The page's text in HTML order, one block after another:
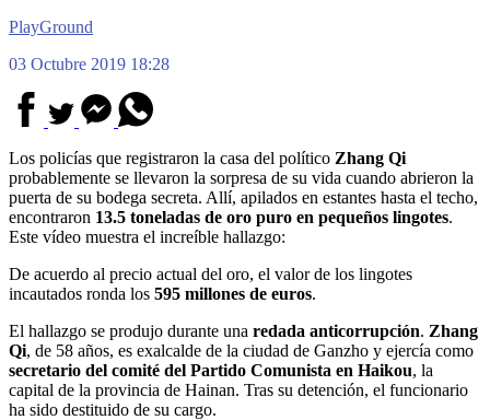
PlayGround
03 Octubre 2019 18:28
Los policías que registraron la casa del político Zhang Qi
probablemente se llevaron la sorpresa de su vida cuando abrieron la
puerta de su bodega secreta. Allí, apilados en estantes hasta el techo,
encontraron 13.5 toneladas de oro puro en pequeños lingotes.
Este vídeo muestra el increíble hallazgo:
De acuerdo al precio actual del oro, el valor de los lingotes
incautados ronda los 595 millones de euros.
El hallazgo se produjo durante una redada anticorrupción. Zhang
Qi, de 58 años, es exalcalde de la ciudad de Ganzho y ejercía como
secretario del comité del Partido Comunista en Haikou, la
capital de la provincia de Hainan. Tras su detención, el funcionario
ha sido destituido de su cargo.